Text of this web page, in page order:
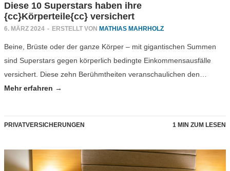
Diese 10 Superstars haben ihre
{cc}Körperteile{cc} versichert
6. MÄRZ 2024 - ERSTELLT VON MATHIAS MAHRHOLZ
Beine, Brüste oder der ganze Körper – mit gigantischen Summen
sind Superstars gegen körperlich bedingte Einkommensausfälle
versichert. Diese zehn Berühmtheiten veranschaulichen den…
Mehr erfahren →
PRIVATVERSICHERUNGEN 1 MIN ZUM LESEN